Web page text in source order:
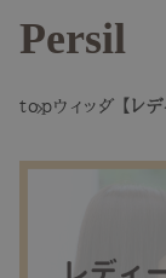
Persil
topウィッグ
【レ